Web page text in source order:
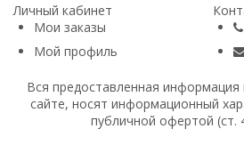
Личный кабинет
Мои заказы
Мой профиль
Вся предоставленная информация
сайте, носят информационный
публичной офертой (ст.